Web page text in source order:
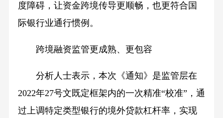
度障碍，让资金跨境传导更顺畅，也更符合国
际银行业通行惯例。
跨境融资监管更成熟、更包容
分析人士表示，本次《通知》是监管层在
2022年27号文既定框架内的一次精准“校准”，通
过上调特定类型银行的境外贷款杠杆率，实现